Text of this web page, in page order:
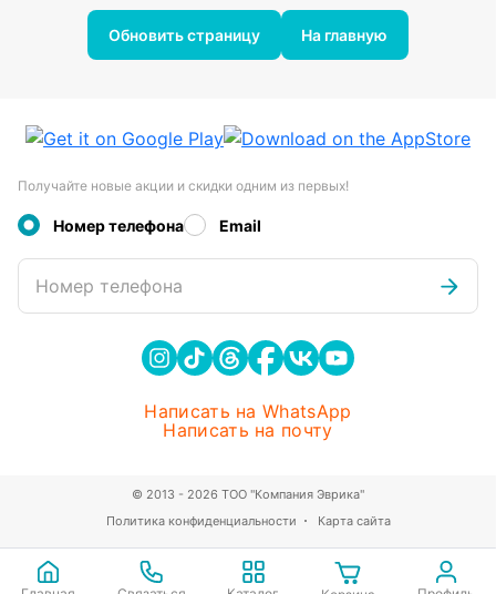
Обновить страницу На главную
Получайте новые акции и скидки одним из первых!
Номер телефона Email
Номер телефона
Написать на WhatsApp
Написать на почту
Политика конфиденциальности Карта сайта
© 2013 - 2026 ТОО "Компания Эврика"